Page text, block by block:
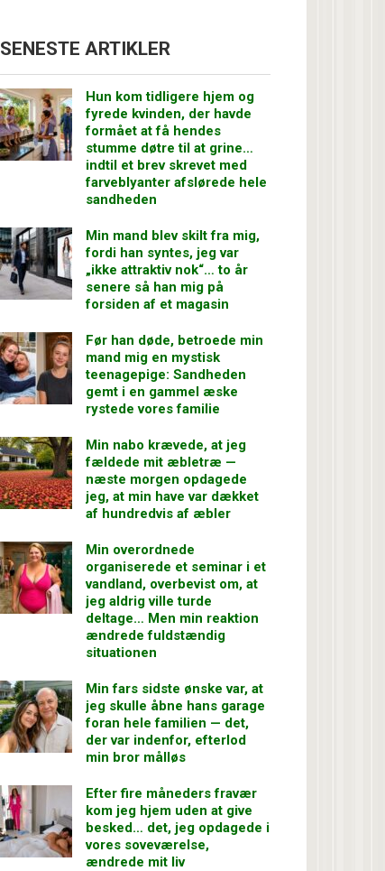
SENESTE ARTIKLER
Hun kom tidligere hjem og
fyrede kvinden, der havde
formået at få hendes
stumme døtre til at grine…
indtil et brev skrevet med
farveblyanter afslørede hele
sandheden
Min mand blev skilt fra mig,
fordi han syntes, jeg var
„ikke attraktiv nok“… to år
senere så han mig på
forsiden af et magasin
Før han døde, betroede min
mand mig en mystisk
teenagepige: Sandheden
gemt i en gammel æske
rystede vores familie
Min nabo krævede, at jeg
fældede mit æbletræ —
næste morgen opdagede
jeg, at min have var dækket
af hundredvis af æbler
Min overordnede
organiserede et seminar i et
vandland, overbevist om, at
jeg aldrig ville turde
deltage… Men min reaktion
ændrede fuldstændig
situationen
Min fars sidste ønske var, at
jeg skulle åbne hans garage
foran hele familien — det,
der var indenfor, efterlod
min bror målløs
Efter fire måneders fravær
kom jeg hjem uden at give
besked… det, jeg opdagede i
vores soveværelse,
ændrede mit liv